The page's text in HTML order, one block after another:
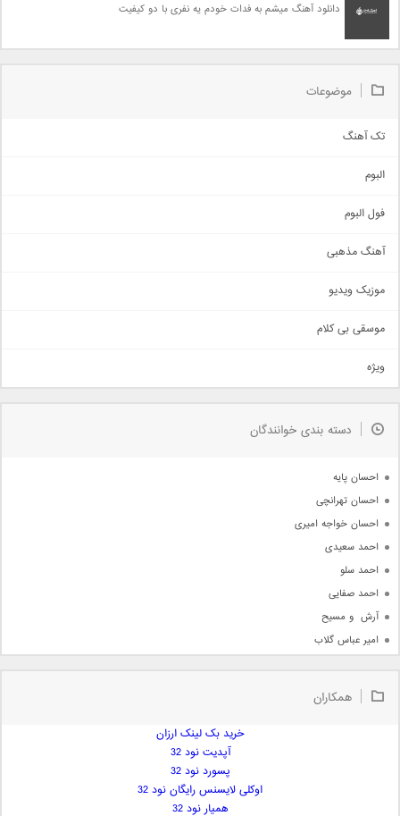
دانلود آهنگ میشم به فدات خودم یه نفری با دو کیفیت
موضوعات
تک آهنگ
اجتماعی
حماسی
سنتی
اهنگ بندرعباسی
دمو
مذهبی
جدیدترین ها
البوم
فول البوم
آهنگ مذهبی
موزیک ویدیو
موسقی بی کلام
ویژه
دسته بندی خوانندگان
احسان پایه
احسان تهرانچی
احسان خواجه امیری
احمد سعیدی
احمد سلو
احمد صفایی
آرش  و مسیح
امیر عباس گلاب
امیر علی
همکاران
خرید بک لینک ارزان
آپدیت نود 32
پسورد نود 32
اوکلی لایسنس رایگان نود 32
همیار نود 32